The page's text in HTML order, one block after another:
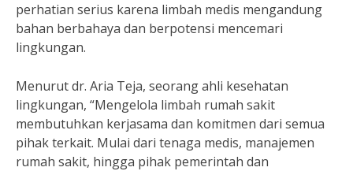
perhatian serius karena limbah medis mengandung
bahan berbahaya dan berpotensi mencemari
lingkungan.
Menurut dr. Aria Teja, seorang ahli kesehatan
lingkungan, “Mengelola limbah rumah sakit
membutuhkan kerjasama dan komitmen dari semua
pihak terkait. Mulai dari tenaga medis, manajemen
rumah sakit, hingga pihak pemerintah dan